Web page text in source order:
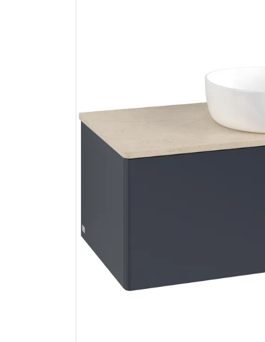
servantskap 1 skuff
rillet 1000x360x500
m/kranhull
Megaplan
20kg